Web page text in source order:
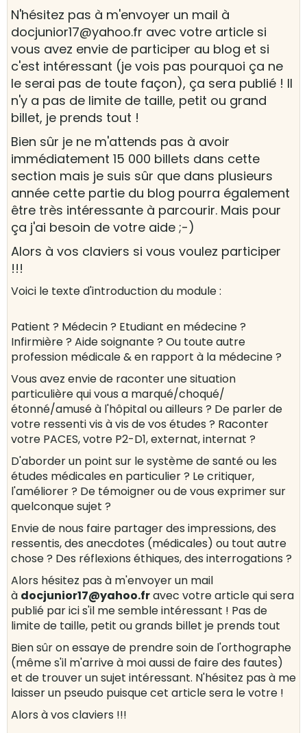
N'hésitez pas à m'envoyer un mail à
docjunior17@yahoo.fr avec votre article si
vous avez envie de participer au blog et si
c'est intéressant (je vois pas pourquoi ça ne
le serai pas de toute façon), ça sera publié ! Il
n'y a pas de limite de taille, petit ou grand
billet, je prends tout !
Bien sûr je ne m'attends pas à avoir
immédiatement 15 000 billets dans cette
section mais je suis sûr que dans plusieurs
année cette partie du blog pourra également
être très intéressante à parcourir. Mais pour
ça j'ai besoin de votre aide ;-)
Alors à vos claviers si vous voulez participer
!!!
Voici le texte d'introduction du module :
Patient ? Médecin ? Etudiant en médecine ?
Infirmière ? Aide soignante ? Ou toute autre
profession médicale & en rapport à la médecine ?
Vous avez envie de raconter une situation
particulière qui vous a marqué/choqué/
étonné/amusé à l'hôpital ou ailleurs ? De parler de
votre ressenti vis à vis de vos études ? Raconter
votre PACES, votre P2-D1, externat, internat ?
D'aborder un point sur le système de santé ou les
études médicales en particulier ? Le critiquer,
l'améliorer ? De témoigner ou de vous exprimer sur
quelconque sujet ?
Envie de nous faire partager des impressions, des
ressentis, des anecdotes (médicales) ou tout autre
chose ? Des réflexions éthiques, des interrogations ?
Alors hésitez pas à m'envoyer un mail
à docjunior17@yahoo.fravec votre article qui sera
publié par ici s'il me semble intéressant ! Pas de
limite de taille, petit ou grands billet je prends tout
Bien sûr on essaye de prendre soin de l'orthographe
(même s'il m'arrive à moi aussi de faire des fautes)
et de trouver un sujet intéressant. N'hésitez pas à me
laisser un pseudo puisque cet article sera le votre !
Alors à vos claviers !!!